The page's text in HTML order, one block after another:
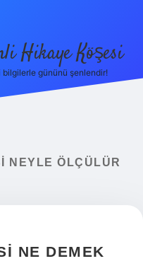
Hikaye Köşesi
bilgilerle gününü şenlendir!
NEYLE ÖLÇÜLÜR
NE DEMEK